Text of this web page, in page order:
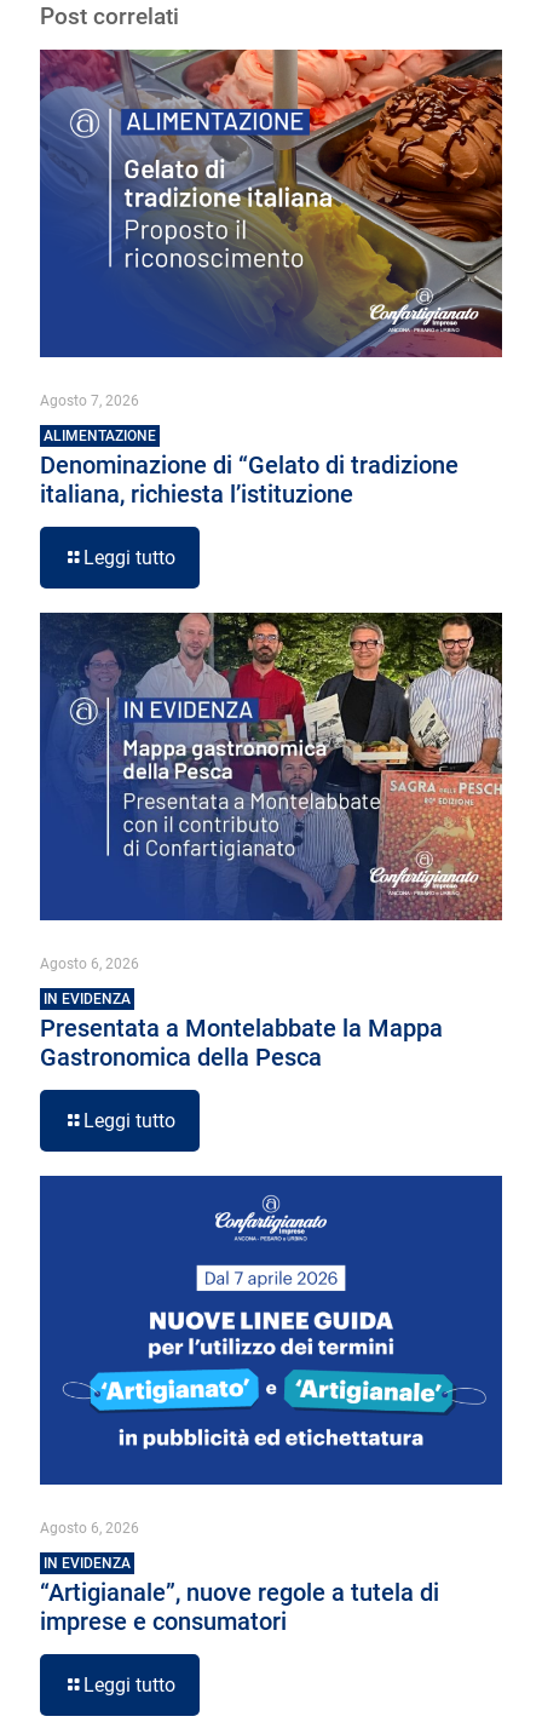
Post correlati
Agosto 7, 2026
ALIMENTAZIONE
Denominazione di “Gelato di tradizione
italiana, richiesta l’istituzione
Leggi tutto
Agosto 6, 2026
IN EVIDENZA
Presentata a Montelabbate la Mappa
Gastronomica della Pesca
Leggi tutto
Agosto 6, 2026
IN EVIDENZA
“Artigianale”, nuove regole a tutela di
imprese e consumatori
Leggi tutto